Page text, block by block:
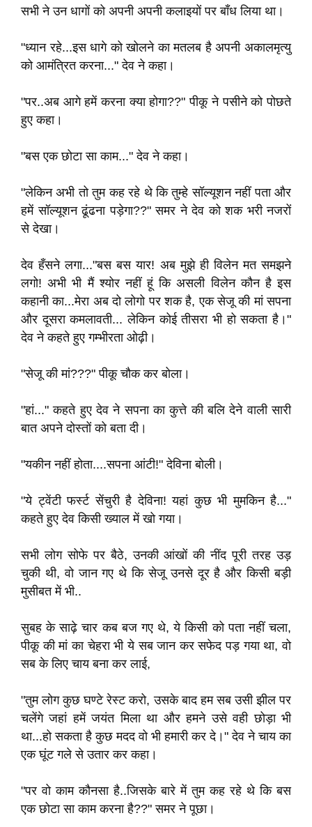
सभी ने उन धागों को अपनी अपनी कलाइयों पर बाँध लिया था।
"ध्यान रहे...इस धागे को खोलने का मतलब है अपनी अकालमृत्यु
को आमंत्रित करना..." देव ने कहा।
"पर..अब आगे हमें करना क्या होगा??" पीकू ने पसीने को पोछते
हुए कहा।
"बस एक छोटा सा काम..." देव ने कहा।
"लेकिन अभी तो तुम कह रहे थे कि तुम्हे सॉल्यूशन नहीं पता और
हमें सॉल्यूशन ढूंढना पड़ेगा??" समर ने देव को शक भरी नजरों
से देखा।
देव हँसने लगा..."बस बस यार! अब मुझे ही विलेन मत समझने
लगो! अभी भी मैं श्योर नहीं हूं कि असली विलेन कौन है इस
कहानी का...मेरा अब दो लोगो पर शक है, एक सेजू की मां सपना
और दूसरा कमलावती... लेकिन कोई तीसरा भी हो सकता है।"
देव ने कहते हुए गम्भीरता ओढ़ी।
"सेजू की मां???" पीकू चौक कर बोला।
"हां..." कहते हुए देव ने सपना का कुत्ते की बलि देने वाली सारी
बात अपने दोस्तों को बता दी।
"यकीन नहीं होता....सपना आंटी!" देविना बोली।
"ये ट्वेंटी फर्स्ट सेंचुरी है देविना! यहां कुछ भी मुमकिन है..."
कहते हुए देव किसी ख्याल में खो गया।
सभी लोग सोफे पर बैठे, उनकी आंखों की नींद पूरी तरह उड़
चुकी थी, वो जान गए थे कि सेजू उनसे दूर है और किसी बड़ी
मुसीबत में भी..
सुबह के साढ़े चार कब बज गए थे, ये किसी को पता नहीं चला,
पीकू की मां का चेहरा भी ये सब जान कर सफेद पड़ गया था, वो
सब के लिए चाय बना कर लाई,
"तुम लोग कुछ घण्टे रेस्ट करो, उसके बाद हम सब उसी झील पर
चलेंगे जहां हमें जयंत मिला था और हमने उसे वही छोड़ा भी
था...हो सकता है कुछ मदद वो भी हमारी कर दे।" देव ने चाय का
एक घूंट गले से उतार कर कहा।
"पर वो काम कौनसा है..जिसके बारे में तुम कह रहे थे कि बस
एक छोटा सा काम करना है??" समर ने पूछा।